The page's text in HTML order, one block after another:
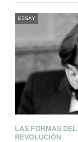
ESSAY
LAS FORMAS
REVOLUCIÓN